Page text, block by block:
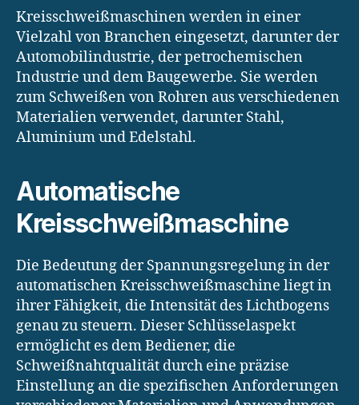
Kreisschweißmaschinen werden in einer
Vielzahl von Branchen eingesetzt, darunter der
Automobilindustrie, der petrochemischen
Industrie und dem Baugewerbe. Sie werden
zum Schweißen von Rohren aus verschiedenen
Materialien verwendet, darunter Stahl,
Aluminium und Edelstahl.
Automatische
Kreisschweißmaschine
Die Bedeutung der Spannungsregelung in der
automatischen Kreisschweißmaschine liegt in
ihrer Fähigkeit, die Intensität des Lichtbogens
genau zu steuern. Dieser Schlüsselaspekt
ermöglicht es dem Bediener, die
Schweißnahtqualität durch eine präzise
Einstellung an die spezifischen Anforderungen